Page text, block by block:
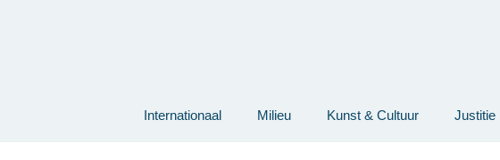
Internationaal Milieu Kunst & Cultuur Justitie